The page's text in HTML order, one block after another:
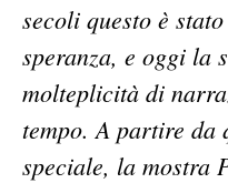
secoli questo è
speranza, e oggi la
molteplicità di
tempo. A partire da
speciale, la mostra